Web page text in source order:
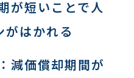
が短いことで人
がはかれる
減価償却期間が